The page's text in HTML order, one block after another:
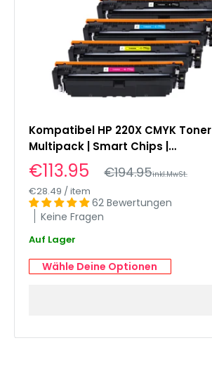
Kompatibel HP 220X CMYK Toner
Multipack | Smart Chips |
Tonerstand überwachen
Sonderpreis
€113.95 Normalpreis
€194.95inkl.MwSt.
€28.49 / item
62 Bewertungen
Keine Fragen
Auf Lager
Wähle Deine Optionen